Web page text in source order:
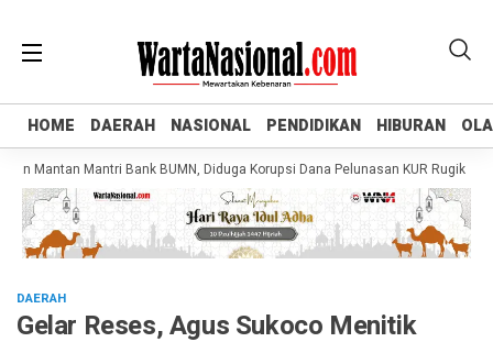
HOME DAERAH NASIONAL PENDIDIKAN HIBURAN
HOME DAERAH NASIONAL PENDIDIKAN HIBURAN
Mantri Bank BUMN, Diduga Korupsi Dana Pelunasan KUR Rugikan
DAERAH
Gelar Reses, Agus Sukoco Menitik